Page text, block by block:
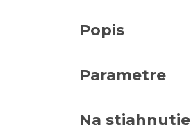
Popis
Parametre
Na stiahnutie